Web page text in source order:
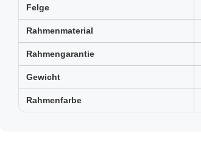
Felge
Rahmenmaterial
Rahmengarantie
Gewicht
Rahmenfarbe